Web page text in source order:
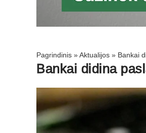
Pagrindinis »Aktualijos » Bankai
Bankai didina